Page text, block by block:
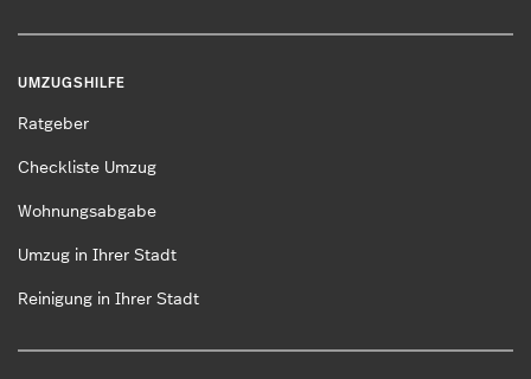
UMZUGSHILFE
Ratgeber
Checkliste Umzug
Wohnungsabgabe
Umzug in Ihrer Stadt
Reinigung in Ihrer Stadt